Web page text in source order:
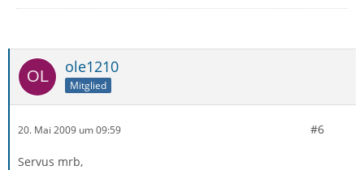
ole1210
Mitglied
20. Mai 2009 um 09:59 #6
Servus mrb,